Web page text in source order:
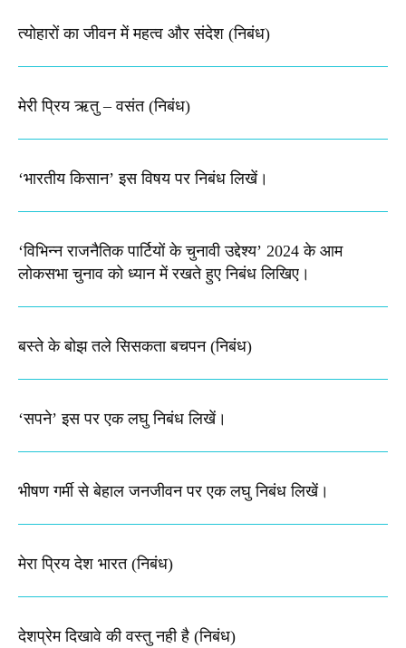
त्योहारों का जीवन में महत्व और संदेश (निबंध)
मेरी प्रिय ऋतु – वसंत (निबंध)
‘भारतीय किसान’ इस विषय पर निबंध लिखें।
‘विभिन्न राजनैतिक पार्टियों के चुनावी उद्देश्य’ 2024 के आम
लोकसभा चुनाव को ध्यान में रखते हुए निबंध लिखिए।
बस्ते के बोझ तले सिसकता बचपन (निबंध)
‘सपने’ इस पर एक लघु निबंध लिखें।
भीषण गर्मी से बेहाल जनजीवन पर एक लघु निबंध लिखें।
मेरा प्रिय देश भारत (निबंध)
देशप्रेम दिखावे की वस्तु नही है (निबंध)